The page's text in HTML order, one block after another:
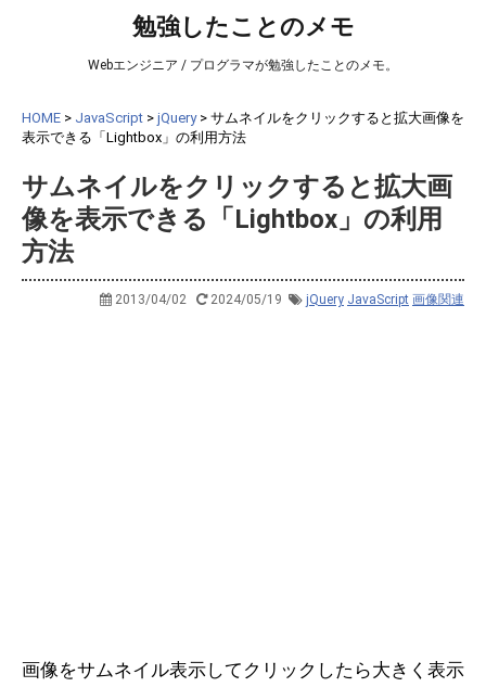
勉強したことのメモ
Webエンジニア / プログラマが勉強したことのメモ。
HOME > JavaScript > jQuery> サムネイルをクリックすると拡大画像を
表示できる「Lightbox」の利用方法
サムネイルをクリックすると拡大画
像を表示できる「Lightbox」の利用
方法
2013/04/02 2024/05/19 jQuery JavaScript 画像関連
画像をサムネイル表示してクリックしたら大きく表示